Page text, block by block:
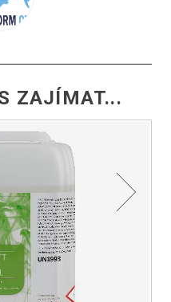
ZAJÍMAT...